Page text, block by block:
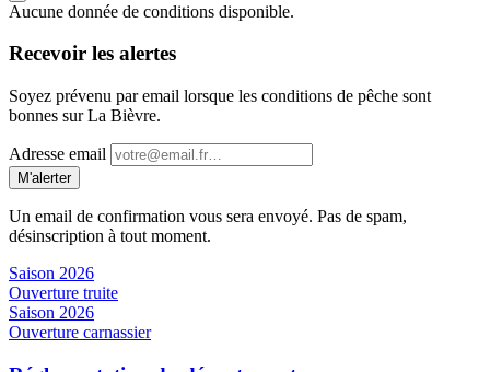
Aucune donnée de conditions disponible.
Recevoir les alertes
Soyez prévenu par email lorsque les conditions de pêche sont
bonnes sur La Bièvre.
Adresse email
M'alerter
Un email de confirmation vous sera envoyé. Pas de spam,
désinscription à tout moment.
Saison 2026
Ouverture truite
Saison 2026
Ouverture carnassier